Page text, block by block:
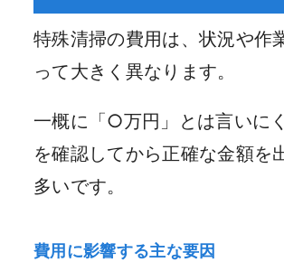
特殊清掃の費用は、状況や作
って大きく異なります。
一概に「○万円」とは言いに
を確認してから正確な金額を
多いです。
費用に影響する主な要因